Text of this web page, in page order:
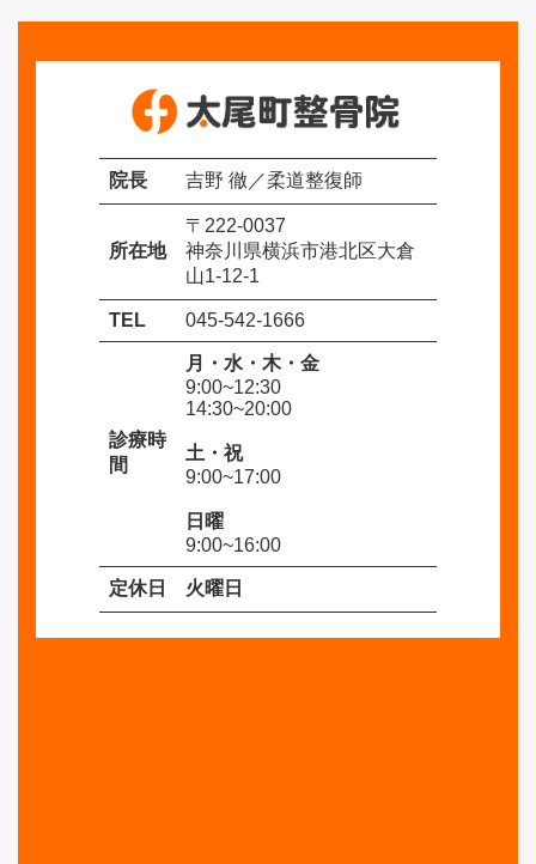
院長 吉野 徹／柔道整復師
所在地
〒222-0037
神奈川県横浜市港北区大倉
山1-12-1
TEL 045-542-1666
診療時
間
月・水・木・金
9:00~12:30
14:30~20:00
土・祝
9:00~17:00
日曜
9:00~16:00
定休日 火曜日